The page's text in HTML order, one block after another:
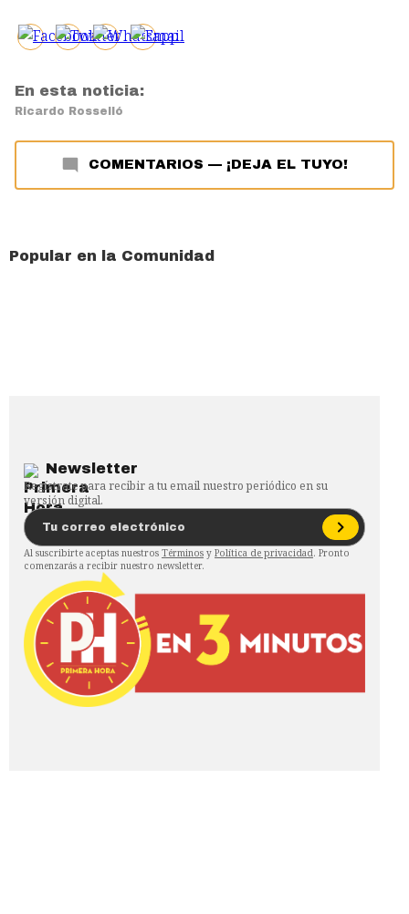
En esta noticia:
Ricardo Rosselló
COMENTARIOS — ¡DEJA EL TUYO!
Popular en la Comunidad
Newsletter
Regístrate para recibir a tu email nuestro periódico en su
versión digital.
Al suscribirte aceptas nuestros Términos y Política de privacidad. Pronto
comenzarás a recibir nuestro newsletter.